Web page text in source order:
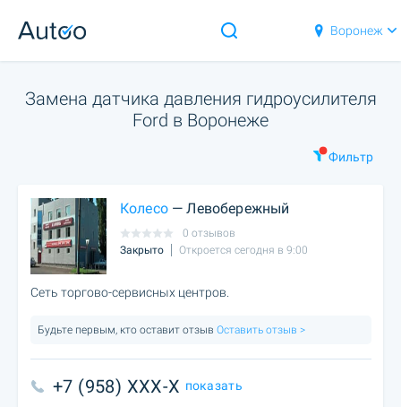
Воронеж
Замена датчика давления гидроусилителя
Ford в Воронеже
Фильтр
Колесо— Левобережный
0 отзывов
Закрыто
Откроется сегодня в 9:00
Сеть торгово-сервисных центров.
Будьте первым, кто оставит отзыв Оставить отзыв >
+7 (958) XXX-X показать